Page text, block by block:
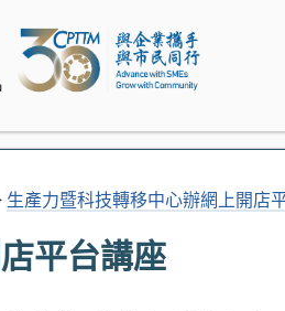
生產力暨科技轉移中心辦網上開店
平台講座